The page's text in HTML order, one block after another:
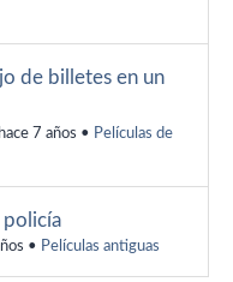
de billetes en un
7 años • Películas de
policía
• Películas antiguas